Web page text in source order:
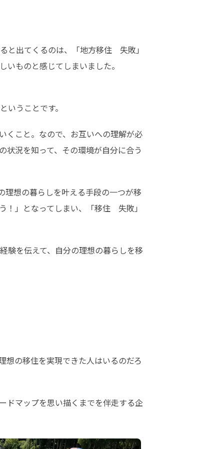
出てくるのは、「地方移住　失敗」
ものと感じてしまいました。
うことです。
くこと。なので、お互いへの理解が必
状況を知って、その環境が自分に合う
理想の暮らしを叶える手段の一つが移
」となってしまい、「移住　失敗」
験を伝えて、自分の理想の暮らしを移
想の移住を実現できた人はいるのだろ
ドマップを思い描くまでを伴走する企